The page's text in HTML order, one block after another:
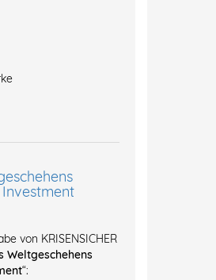
von KRISENSICHER
Weltgeschehens
“: